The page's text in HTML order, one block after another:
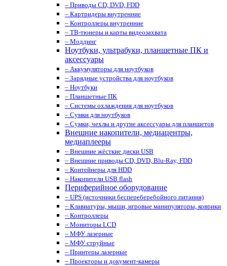
– Приводы CD, DVD, FDD
– Картридеры внутренние
– Контроллеры внутренние
– ТВ-тюнеры и карты видеозахвата
– Моддинг
Ноутбуки, ультрабуки, планшетные ПК и
аксессуары
– Аккумуляторы для ноутбуков
– Зарядные устройства для ноутбуков
– Ноутбуки
– Планшетные ПК
– Системы охлаждения для ноутбуков
– Сумки для ноутбуков
– Сумки, чехлы и другие аксессуары для планшетов
Внешние накопители, медиацентры,
медиаплееры
– Внешние жёсткие диски USB
– Внешние приводы CD, DVD, Blu-Ray, FDD
– Контейнеры для HDD
– Накопители USB flash
Периферийное оборудование
– UPS (источники беспереберебойного питания)
– Клавиатуры, мыши, игровые манипуляторы, коврики
– Контроллеры
– Мониторы LCD
– МФУ лазерные
– МФУ струйные
– Принтеры лазерные
– Проекторы и документ-камеры